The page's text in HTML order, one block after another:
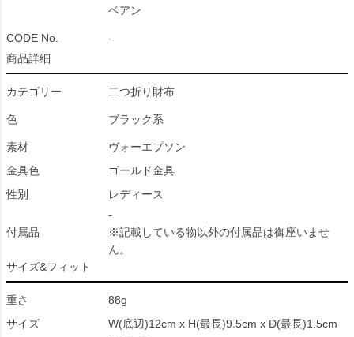
ベアン
CODE No.
-
商品詳細
カテゴリー 二つ折り財布
色 ブラック系
素材
ヴォーエプソン
金具色
ゴールド金具
性別
レディース
付属品
-
※記載している物以外の付属品は御座いませ
ん。
サイズ&フィット
重さ
88g
サイズ
W(底辺)12cm x H(最長)9.5cm x D(最長)1.5cm